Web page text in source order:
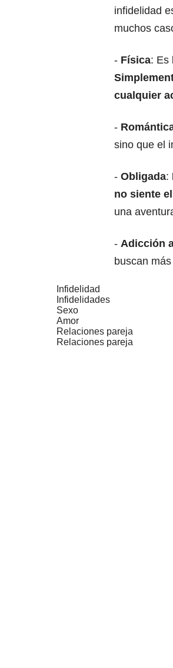
infidelidad
muchos
- Física: Es
cualquier
-
sino que el
- Obligada:
no siente
una
- Adicción
buscan
Infidelidad
Infidelidades
Sexo
Amor
Relaciones pareja
Relaciones pareja